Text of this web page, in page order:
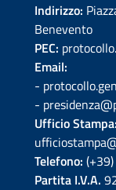
Indirizzo:
Benevento
PEC:
Email:
-
-
Ufficio Stampa:
Telefono:
Partita I.V.A.